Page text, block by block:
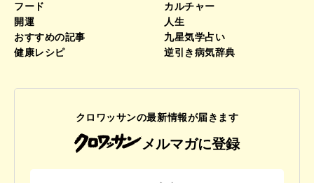
フード
カルチャー
開運
人生
おすすめの記事
九星気学占い
健康レシピ
逆引き病気辞典
クロワッサンの最新情報が届きます
メルマガに登録